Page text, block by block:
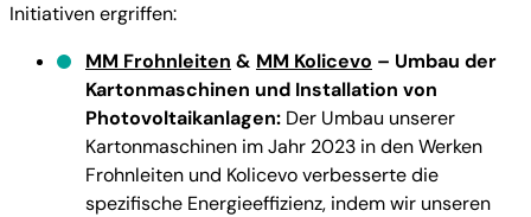
Initiativen ergriffen:
MM Frohnleiten & MM Kolicevo – Umbau der
Kartonmaschinen und Installation von
Photovoltaikanlagen: Der Umbau unserer
Kartonmaschinen im Jahr 2023 in den Werken
Frohnleiten und Kolicevo verbesserte die
spezifische Energieeffizienz, indem wir unseren